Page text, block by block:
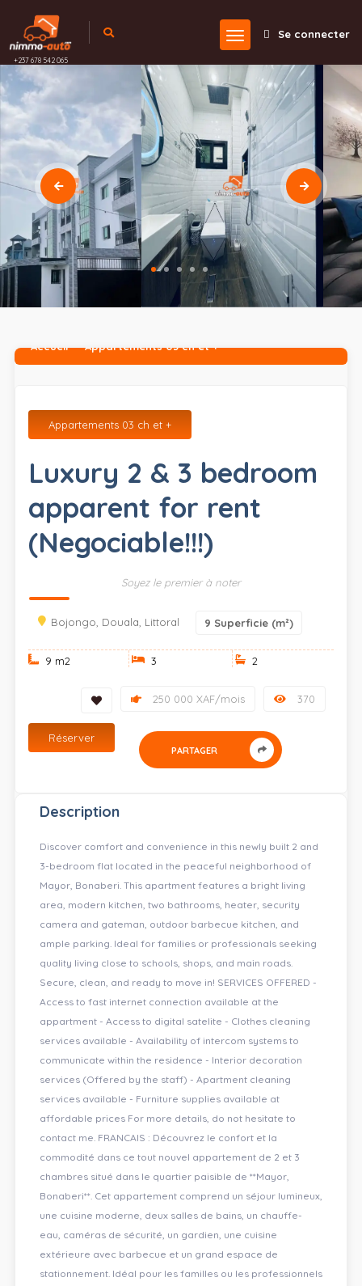
+237 678 542 065
Se connecter
Accueil Appartements 03 ch et +
Appartements 03 ch et +
Luxury 2 & 3 bedroom
apparent for rent
(Negociable!!!)
Soyez le premier à noter
Bojongo, Douala, Littoral 9 Superficie (m²)
9 m2 3 2
370
250 000 XAF/mois
Réserver
PARTAGER
Description
Discover comfort and convenience in this newly built 2 and
3-bedroom flat located in the peaceful neighborhood of
Mayor, Bonaberi. This apartment features a bright living
area, modern kitchen, two bathrooms, heater, security
camera and gateman, outdoor barbecue kitchen, and
ample parking. Ideal for families or professionals seeking
quality living close to schools, shops, and main roads.
Secure, clean, and ready to move in! SERVICES OFFERED -
Access to fast internet connection available at the
appartment - Access to digital satelite - Clothes cleaning
services available - Availability of intercom systems to
communicate within the residence - Interior decoration
services (Offered by the staff) - Apartment cleaning
services available - Furniture supplies available at
affordable prices For more details, do not hesitate to
contact me. FRANCAIS : Découvrez le confort et la
commodité dans ce tout nouvel appartement de 2 et 3
chambres situé dans le quartier paisible de **Mayor,
Bonaberi**. Cet appartement comprend un séjour lumineux,
une cuisine moderne, deux salles de bains, un chauffe-
eau, caméras de sécurité, un gardien, une cuisine
extérieure avec barbecue et un grand espace de
stationnement. Idéal pour les familles ou les professionnels